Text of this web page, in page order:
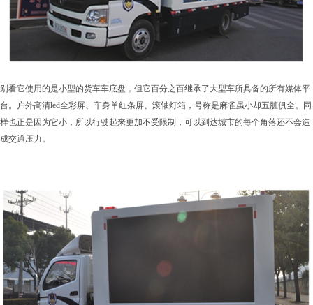
别看它使用的是小型的货车车底盘，但它百分之百继承了大型车所具备的所有媒体平
台。户外高清led全彩屏、车身单红条屏、滚轴灯箱，号称是麻雀虽小却五脏俱全。同
样也正是因为它小，所以行驶起来更加不受限制，可以到达城市的每个角落还不会造
成交通压力。